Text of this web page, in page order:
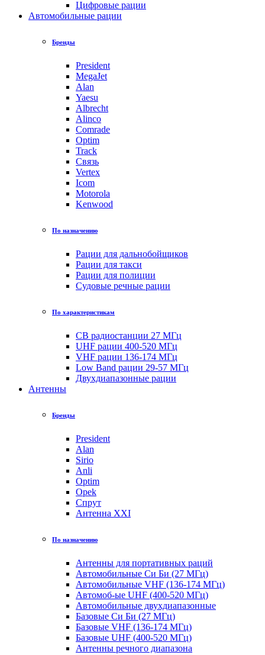
Цифровые рации
Автомобильные рации
Бренды
President
MegaJet
Alan
Yaesu
Albrecht
Alinco
Comrade
Optim
Track
Связь
Vertex
Icom
Motorola
Kenwood
По назначению
Рации для дальнобойщиков
Рации для такси
Рации для полиции
Судовые речные рации
По характеристикам
CB радиостанции 27 МГц
UHF рации 400-520 МГц
VHF рации 136-174 МГц
Low Band рации 29-57 МГц
Двухдиапазонные рации
Антенны
Бренды
President
Alan
Sirio
Anli
Optim
Opek
Спрут
Антенна XXI
По назначению
Антенны для портативных раций
Автомобильные Си Би (27 МГц)
Автомобильные VHF (136-174 МГц)
Автомоб-ые UHF (400-520 МГц)
Автомобильные двухдиапазонные
Базовые Си Би (27 МГц)
Базовые VHF (136-174 МГц)
Базовые UHF (400-520 МГц)
Антенны речного диапазона